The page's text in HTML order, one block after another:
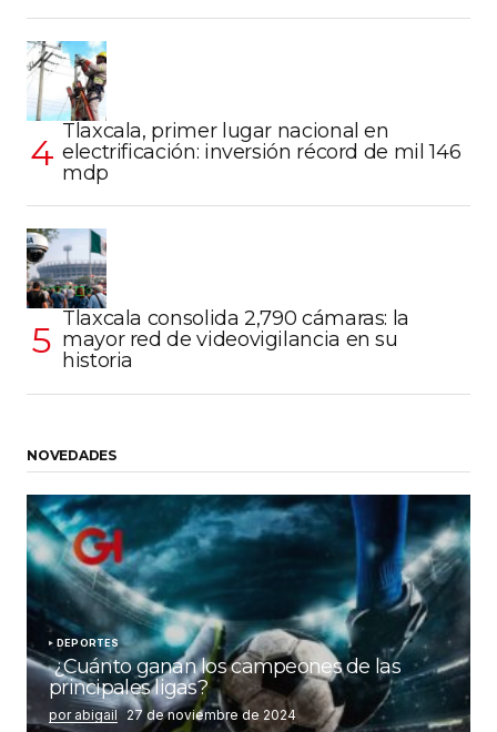
Tlaxcala, primer lugar nacional en
electrificación: inversión récord de mil 146
mdp
Tlaxcala consolida 2,790 cámaras: la
mayor red de videovigilancia en su
historia
NOVEDADES
DEPORTES
¿Cuánto ganan los campeones de las
principales ligas?
por abigail 27 de noviembre de 2024